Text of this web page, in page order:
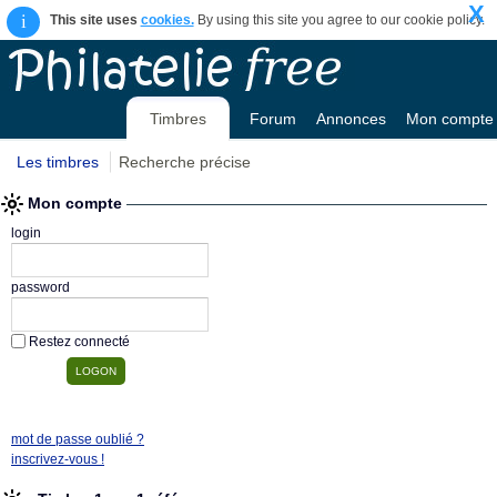
i This site uses cookies.By using this site you agree to our cookie policy.
X
Timbres Forum Annonces Mon compte
Les timbres Recherche précise
Mon compte
login
password
Restez connecté
mot de passe oublié ?
inscrivez-vous !